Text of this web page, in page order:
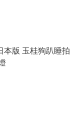
本版 玉桂狗趴睡拍